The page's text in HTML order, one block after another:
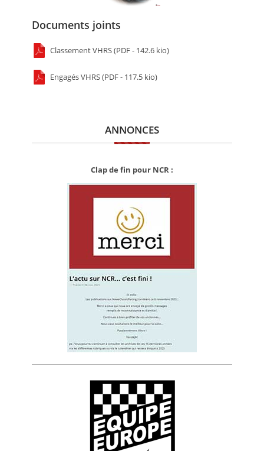
Documents joints
Classement VHRS (PDF - 142.6 kio)
Engagés VHRS (PDF - 117.5 kio)
ANNONCES
Clap de fin pour NCR :